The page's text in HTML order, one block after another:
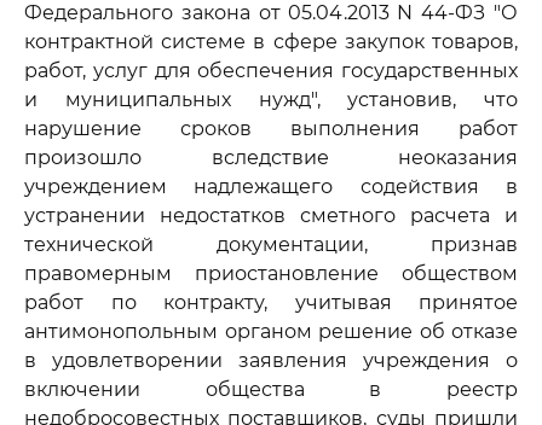
Федерального закона от 05.04.2013 N 44-ФЗ "О
контрактной системе в сфере закупок товаров,
работ, услуг для обеспечения государственных
и муниципальных нужд", установив, что
нарушение сроков выполнения работ
произошло вследствие неоказания
учреждением надлежащего содействия в
устранении недостатков сметного расчета и
технической документации, признав
правомерным приостановление обществом
работ по контракту, учитывая принятое
антимонопольным органом решение об отказе
в удовлетворении заявления учреждения о
включении общества в реестр
недобросовестных поставщиков, суды пришли